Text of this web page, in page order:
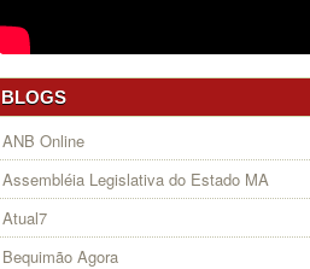
BLOGS
ANB Online
Assembléia Legislativa do Estado MA
Atual7
Bequimão Agora